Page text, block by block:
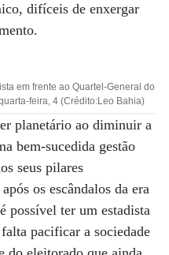
difíceis de enxergar
em frente ao Quartel-General do
feira, 4 (Crédito:Leo Bahia)
planetário ao diminuir a
bem-sucedida gestão
seus pilares
os escândalos da era
possível ter um estadista
pacificar a sociedade